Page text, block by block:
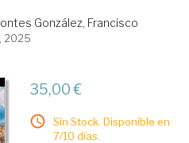
González, Francisco
2025
35,00 €
Sin Stock. Disponible en
7/10 días.